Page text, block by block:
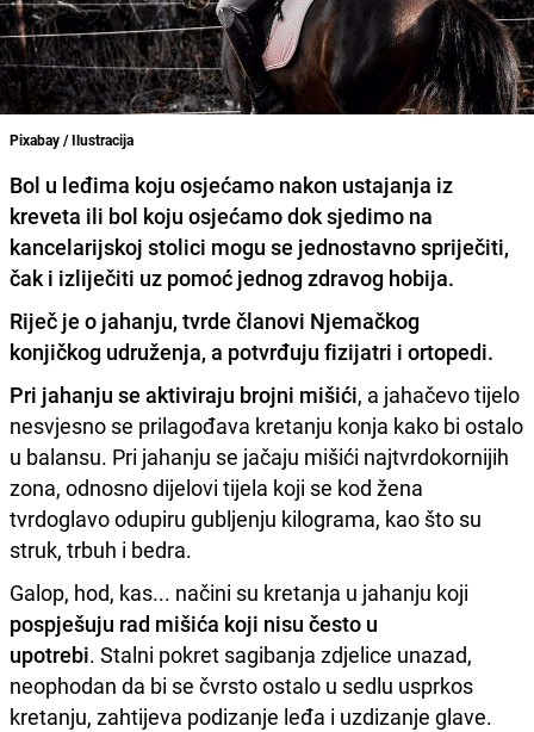
Pixabay / Ilustracija
Bol u leđima koju osjećamo nakon ustajanja iz
kreveta ili bol koju osjećamo dok sjedimo na
kancelarijskoj stolici mogu se jednostavno spriječiti,
čak i izliječiti uz pomoć jednog zdravog hobija.
Riječ je o jahanju, tvrde članovi Njemačkog
konjičkog udruženja, a potvrđuju fizijatri i ortopedi.
Pri jahanju se aktiviraju brojni mišići, a jahačevo tijelo
nesvjesno se prilagođava kretanju konja kako bi ostalo
u balansu. Pri jahanju se jačaju mišići najtvrdokornijih
zona, odnosno dijelovi tijela koji se kod žena
tvrdoglavo odupiru gubljenju kilograma, kao što su
struk, trbuh i bedra.
Galop, hod, kas... načini su kretanja u jahanju koji
pospješuju rad mišića koji nisu često u
upotrebi. Stalni pokret sagibanja zdjelice unazad,
neophodan da bi se čvrsto ostalo u sedlu usprkos
kretanju, zahtijeva podizanje leđa i uzdizanje glave.